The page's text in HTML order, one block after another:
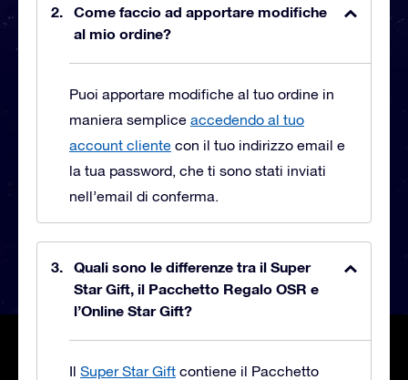
Come faccio ad apportare modifiche
al mio ordine?
Puoi apportare modifiche al tuo ordine in
maniera semplice accedendo al tuo
account cliente con il tuo indirizzo email e
la tua password, che ti sono stati inviati
nell’email di conferma.
Quali sono le differenze tra il Super
Star Gift, il Pacchetto Regalo OSR e
l’Online Star Gift?
Il Super Star Gift contiene il Pacchetto